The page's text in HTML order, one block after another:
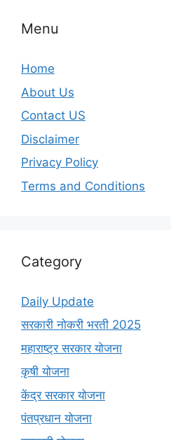
Menu
Home
About Us
Contact US
Disclaimer
Privacy Policy
Terms and Conditions
Category
Daily Update
सरकारी नोकरी भरती 2025
महाराष्ट्र सरकार योजना
कृषी योजना
केंद्र सरकार योजना
पंतप्रधान योजना